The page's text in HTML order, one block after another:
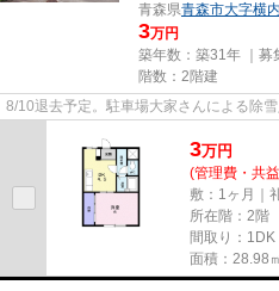
青森県青森市大字横内
3万円
築年数：築31年 ｜募
階数：2階建
8/10退去予定。駐車場大家さんによる除
3万円
(管理費・共
敷：1ヶ月｜
所在階：2階
間取り：1DK
面積：28.98